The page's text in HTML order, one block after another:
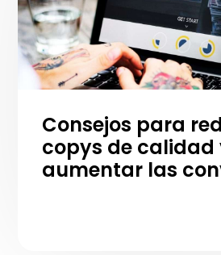
Consejos para
copys de calidad
aumentar las